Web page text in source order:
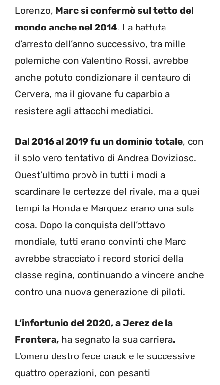
Lorenzo, Marc si confermò sul tetto del
mondo anche nel 2014. La battuta
d’arresto dell’anno successivo, tra mille
polemiche con Valentino Rossi, avrebbe
anche potuto condizionare il centauro di
Cervera, ma il giovane fu caparbio a
resistere agli attacchi mediatici.
Dal 2016 al 2019 fu un dominio totale, con
il solo vero tentativo di Andrea Dovizioso.
Quest’ultimo provò in tutti i modi a
scardinare le certezze del rivale, ma a quei
tempi la Honda e Marquez erano una sola
cosa. Dopo la conquista dell’ottavo
mondiale, tutti erano convinti che Marc
avrebbe stracciato i record storici della
classe regina, continuando a vincere anche
contro una nuova generazione di piloti.
L’infortunio del 2020, a Jerez de la
Frontera, ha segnato la sua carriera.
L’omero destro fece crack e le successive
quattro operazioni, con pesanti